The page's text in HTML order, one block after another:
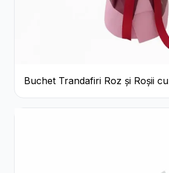
Buchet Trandafiri Roz și Roșii cu
Eucalipt și Gypsophila